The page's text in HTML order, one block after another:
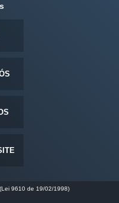
9610 de 19/02/1998)